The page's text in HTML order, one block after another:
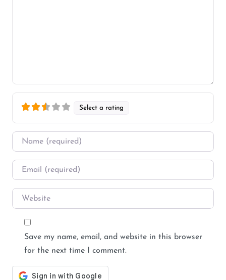
Select a rating
Name
Email
Website
Save my name, email, and website in this browser
for the next time I comment.